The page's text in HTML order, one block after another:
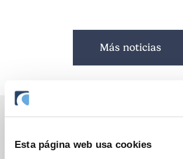
Esta página web usa cookies
Más noticias